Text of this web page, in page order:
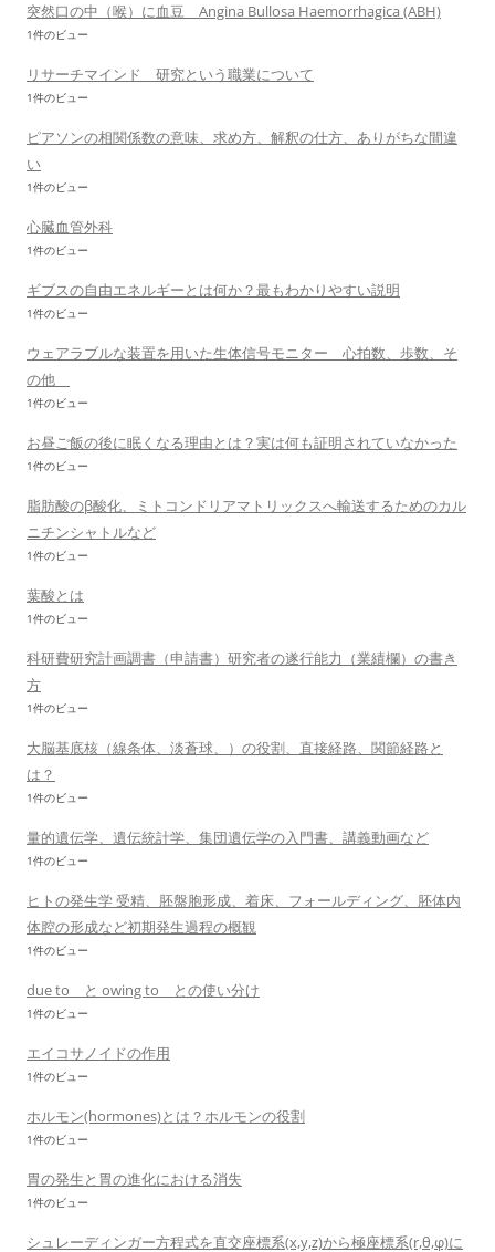
突然口の中（喉）に血豆 Angina Bullosa Haemorrhagica (ABH)
1件のビュー
リサーチマインド 研究という職業について
1件のビュー
ピアソンの相関係数の意味、求め方、解釈の仕方、ありがちな間違
い
1件のビュー
心臓血管外科
1件のビュー
ギブスの自由エネルギーとは何か？最もわかりやすい説明
1件のビュー
ウェアラブルな装置を用いた生体信号モニター 心拍数、歩数、そ
の他
1件のビュー
お昼ご飯の後に眠くなる理由とは？実は何も証明されていなかった
1件のビュー
脂肪酸のβ酸化、ミトコンドリアマトリックスへ輸送するためのカル
ニチンシャトルなど
1件のビュー
葉酸とは
1件のビュー
科研費研究計画調書（申請書）研究者の遂行能力（業績欄）の書き
方
1件のビュー
大脳基底核（線条体、淡蒼球、）の役割、直接経路、関節経路と
は？
1件のビュー
量的遺伝学、遺伝統計学、集団遺伝学の入門書、講義動画など
1件のビュー
ヒトの発生学 受精、胚盤胞形成、着床、フォールディング、胚体内
体腔の形成など初期発生過程の概観
1件のビュー
due to と owing to との使い分け
1件のビュー
エイコサノイドの作用
1件のビュー
ホルモン(hormones)とは？ホルモンの役割
1件のビュー
胃の発生と胃の進化における消失
1件のビュー
シュレーディンガー方程式を直交座標系(x,y,z)から極座標系(r,θ,φ)に